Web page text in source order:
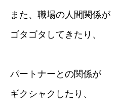
また、職場の人間関係が
ゴタゴタしてきたり、
パートナーとの関係が
ギクシャクしたり、